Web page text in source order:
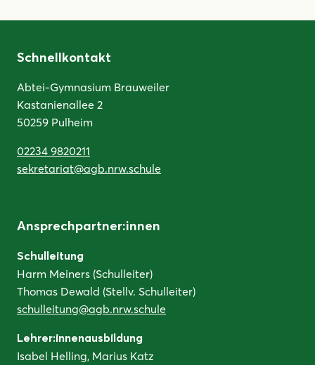
Schnellkontakt
Abtei-Gymnasium Brauweiler
Kastanienallee 2
50259 Pulheim
02234 9820211
sekretariat@agb.nrw.schule
Ansprechpartner:innen
Schulleitung
Harm Meiners (Schulleiter)
Thomas Dewald (Stellv. Schulleiter)
schulleitung@agb.nrw.schule
Lehrer:innenausbildung
Isabel Helling, Marius Katz